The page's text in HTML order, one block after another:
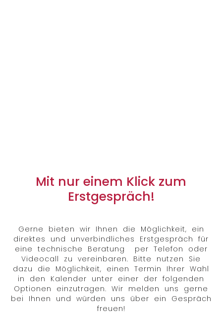
Mit nur einem Klick zum
Erstgespräch!
Gerne bieten wir Ihnen die Möglichkeit, ein
direktes und unverbindliches Erstgespräch für
eine technische Beratung per Telefon oder
Videocall zu vereinbaren. Bitte nutzen Sie
dazu die Möglichkeit, einen Termin Ihrer Wahl
in den Kalender unter einer der folgenden
Optionen einzutragen. Wir melden uns gerne
bei Ihnen und würden uns über ein Gespräch
freuen!